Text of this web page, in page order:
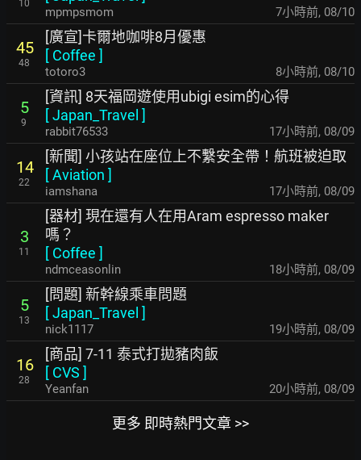
10
mpmpsmom 7小時前, 08/10
45
48
[廣宣]卡爾地咖啡8月優惠
[ Coffee ]
totoro3 8小時前, 08/10
5
9
[資訊] 8天福岡遊使用ubigi esim的心得
[Japan_Travel ]
rabbit76533 17小時前, 08/09
14
22
[新聞] 小孩站在座位上不繫安全帶！航班被迫取
[Aviation ]
iamshana 17小時前, 08/09
3
11
[器材] 現在還有人在用Aram espresso maker
嗎？
[ Coffee ]
ndmceasonlin 18小時前, 08/09
5
13
[問題] 新幹線乘車問題
[Japan_Travel ]
nick1117 19小時前, 08/09
16
28
[商品] 7-11 泰式打拋豬肉飯
[ CVS ]
Yeanfan 20小時前, 08/09
更多 即時熱門文章 >>